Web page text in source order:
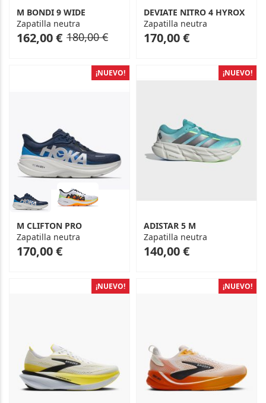
M BONDI 9 WIDE
Zapatilla neutra
As
low
162,00 € Regular
180,00 €
DEVIATE NITRO 4 HYROX
Zapatilla neutra
As
low
170,00 €
¡NUEVO!
M CLIFTON PRO
Zapatilla neutra
170,00 €
¡NUEVO!
ADISTAR 5 M
Zapatilla neutra
As
low
140,00 €
¡NUEVO! ¡NUEVO!